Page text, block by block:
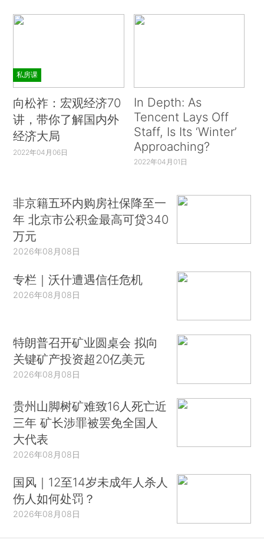
私房课
向松祚：宏观经济70
讲，带你了解国内外
经济大局
2022年04月06日
In Depth: As
Tencent Lays Off
Staff, Is Its ‘Winter’
Approaching?
2022年04月01日
非京籍五环内购房社保降至一
年 北京市公积金最高可贷340
万元
2026年08月08日
专栏｜沃什遭遇信任危机
2026年08月08日
特朗普召开矿业圆桌会 拟向
关键矿产投资超20亿美元
2026年08月08日
贵州山脚树矿难致16人死亡近
三年 矿长涉罪被罢免全国人
大代表
2026年08月08日
国风｜12至14岁未成年人杀人
伤人如何处罚？
2026年08月08日